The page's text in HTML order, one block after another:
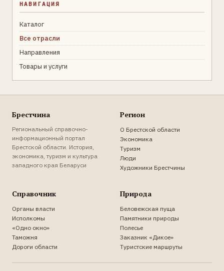
НАВИГАЦИЯ
Каталог
Все отрасли
Направления
Товары и услуги
Брестчина
Региональный справочно-
информационный портал
Брестской области. История,
экономика, туризм и культура
западного края Беларуси
Регион
О Брестской области
Экономика
Туризм
Люди
Художники Брестчины
Справочник
Органы власти
Исполкомы
«Одно окно»
Таможня
Дороги области
Природа
Беловежская пуща
Памятники природы
Полесье
Заказник «Дикое»
Туристские маршруты